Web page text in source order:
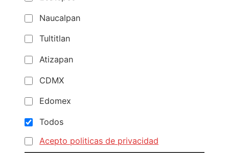
Naucalpan
Tultitlan
Atizapan
CDMX
Edomex
Todos
Acepto politicas de privacidad